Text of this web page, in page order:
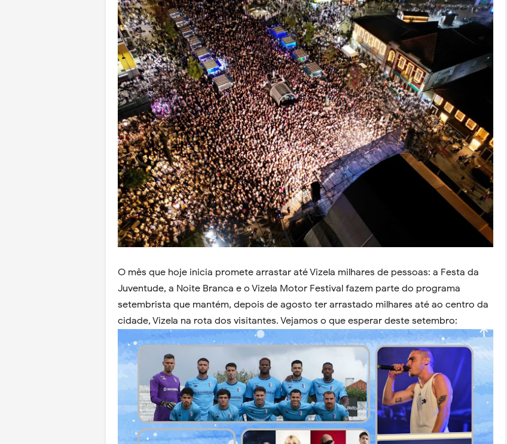
O mês que hoje inicia promete arrastar até Vizela milhares de pessoas: a Festa da
Juventude, a Noite Branca e o Vizela Motor Festival fazem parte do programa
setembrista que mantém, depois de agosto ter arrastado milhares até ao centro da
cidade, Vizela na rota dos visitantes. Vejamos o que esperar deste setembro: